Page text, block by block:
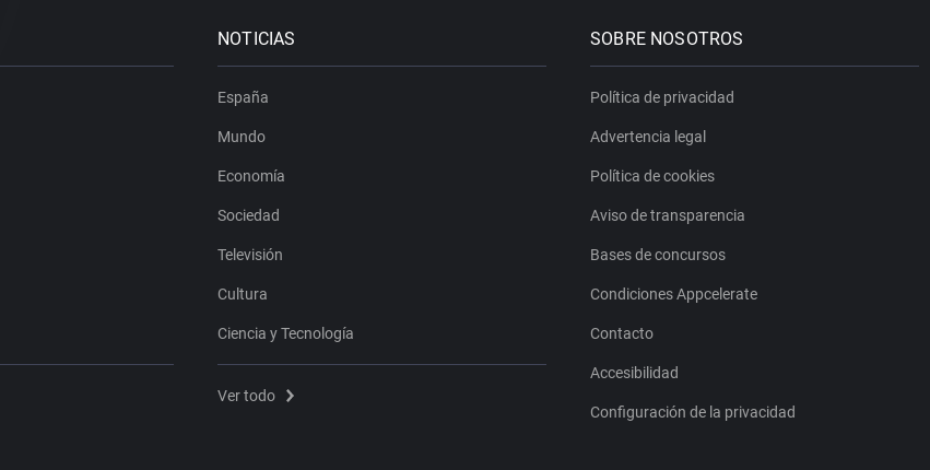
NOTICIAS
España
Mundo
Economía
Sociedad
Televisión
Cultura
Ciencia y Tecnología
Ver todo
SOBRE NOSOTROS
Política de privacidad
Advertencia legal
Política de cookies
Aviso de transparencia
Bases de concursos
Condiciones Appcelerate
Contacto
Accesibilidad
Configuración de la privacidad